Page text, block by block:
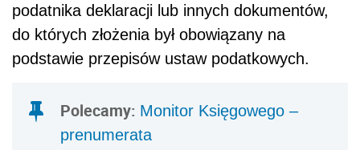
podatnika deklaracji lub innych dokumentów,
do których złożenia był obowiązany na
podstawie przepisów ustaw podatkowych.
Polecamy: Monitor Księgowego –
prenumerata